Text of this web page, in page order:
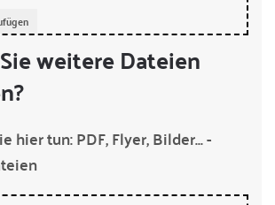
weitere Dateien
hier tun: PDF, Flyer, Bilder... -